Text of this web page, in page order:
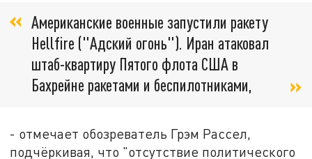
Американские военные запустили ракету
Hellfire ("Адский огонь"). Иран атаковал
штаб-квартиру Пятого флота США в
Бахрейне ракетами и беспилотниками,
- отмечает обозреватель Грэм Рассел,
подчёркивая, что "отсутствие политического